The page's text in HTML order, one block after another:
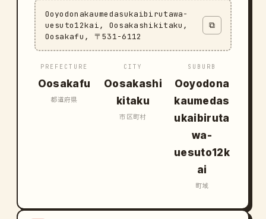
Ooyodonakaumedasukaibirutawa-
uesuto12kai, Oosakashikitaku,
Oosakafu, 〒531-6112
⧉
PREFECTURE
Oosakafu
都道府県
CITY
Oosakashi
kitaku
市区町村
SUBURB
Ooyodona
kaumedas
ukaibiruta
wa-
uesuto12k
ai
町域